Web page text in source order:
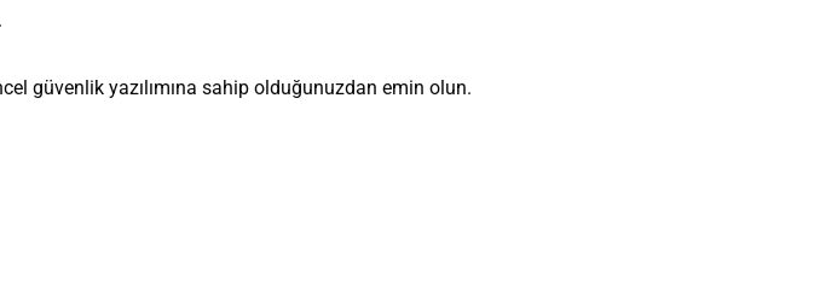
güvenlik yazılımına sahip olduğunuzdan emin olun.